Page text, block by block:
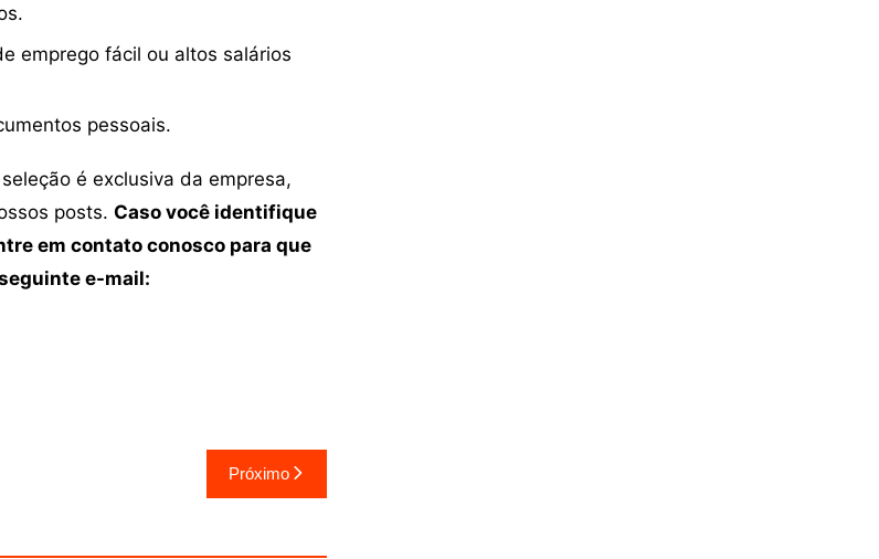
emprego fácil ou altos salários
pessoais.
é exclusiva da empresa,
posts. Caso você identifique
em contato conosco para que
e-mail:
Próximo